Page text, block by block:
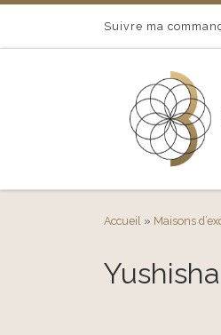
Passer au contenuSuivre ma
Accueil » Maisons